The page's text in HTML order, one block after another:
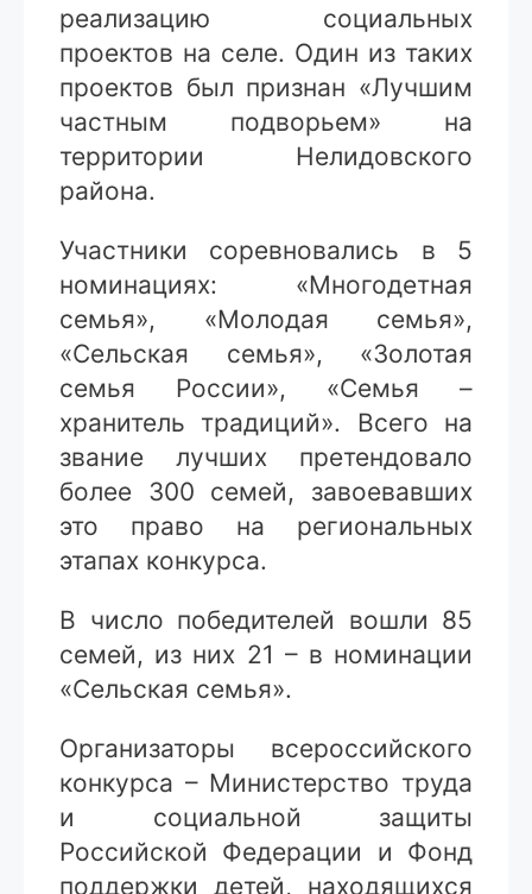
реализацию социальных
проектов на селе. Один из таких
проектов был признан «Лучшим
частным подворьем» на
территории Нелидовского
района.
Участники соревновались в 5
номинациях: «Многодетная
семья», «Молодая семья»,
«Сельская семья», «Золотая
семья России», «Семья –
хранитель традиций». Всего на
звание лучших претендовало
более 300 семей, завоевавших
это право на региональных
этапах конкурса.
В число победителей вошли 85
семей, из них 21 – в номинации
«Сельская семья».
Организаторы всероссийского
конкурса – Министерство труда
и социальной защиты
Российской Федерации и Фонд
поддержки детей, находящихся